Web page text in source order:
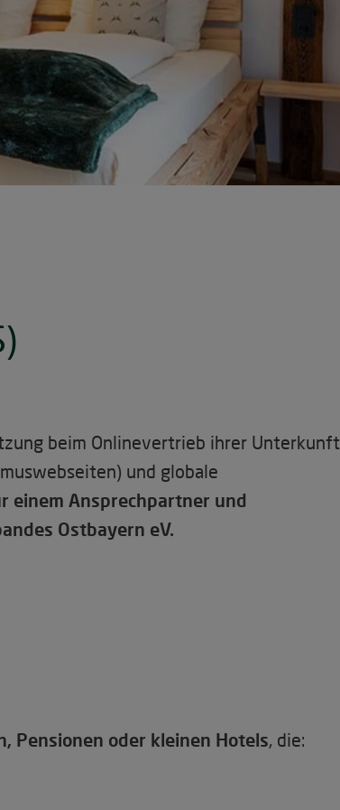
beim Onlinevertrieb ihrer Unterkunft
und globale
einem Ansprechpartner und
Ostbayern eV.
Pensionen oder kleinen Hotels, die: